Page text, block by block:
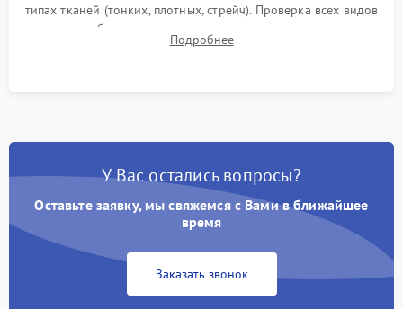
типах тканей (тонких, плотных, стрейч). Проверка всех видов
строчек, работы реверса, выметывания петли и намотчика
шпульки. Контроль плавности хода и отсутствия
Подробнее
У Вас остались вопросы?
Оставьте заявку, мы свяжемся с Вами в ближайшее
время
Заказать звонок